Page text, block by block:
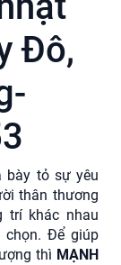
Đô,
bày tỏ sự yêu
thân thương
trí khác nhau
chọn. Để giúp
thì MẠNH